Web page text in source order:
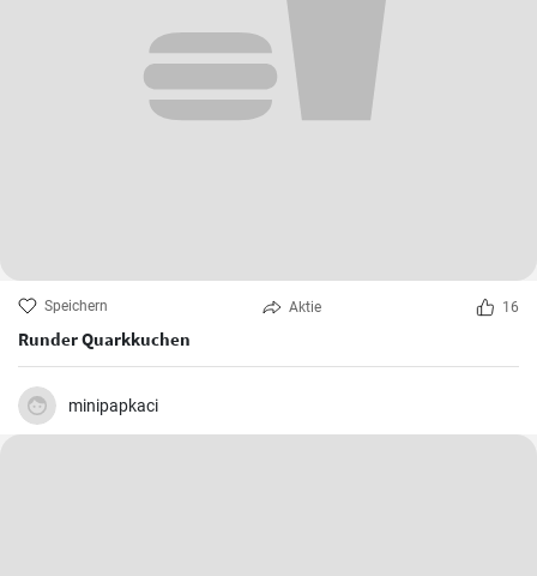
Speichern Aktie 16
Runder Quarkkuchen
minipapkaci